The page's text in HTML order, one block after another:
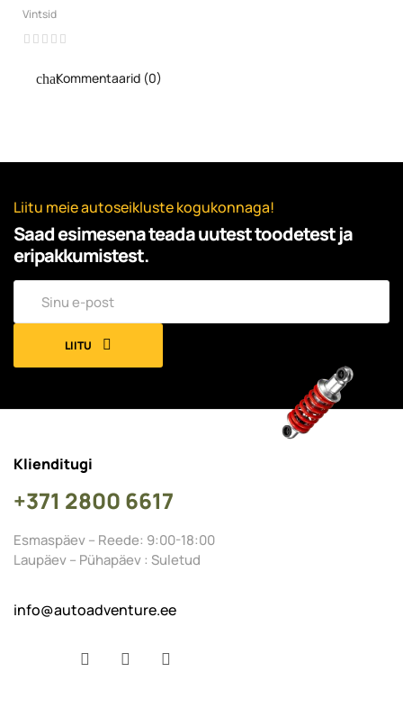
Vintsid
Kommentaarid (0)
Liitu meie autoseikluste kogukonnaga!
Saad esimesena teada uutest toodetest ja
eripakkumistest.
LIITU
Klienditugi
+371 2800 6617
Esmaspäev – Reede: 9:00-18:00
Laupäev – Pühapäev : Suletud
info@autoadventure.ee
FacebookYouTube